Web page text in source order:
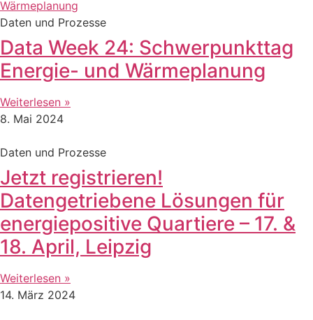
Daten und Prozesse
Data Week 24: Schwerpunkttag
Energie- und Wärmeplanung
Weiterlesen »
8. Mai 2024
Daten und Prozesse
Jetzt registrieren!
Datengetriebene Lösungen für
energiepositive Quartiere – 17. &
18. April, Leipzig
Weiterlesen »
14. März 2024